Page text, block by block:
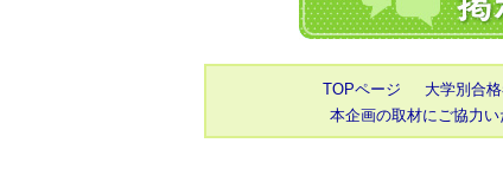
TOPページ 大学別合
本企画の取材にご協力